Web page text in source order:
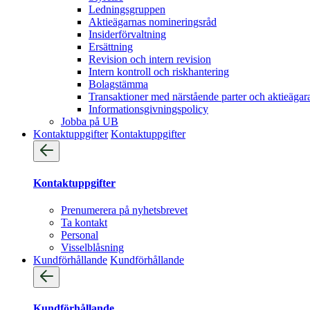
Ledningsgruppen
Aktieägarnas nomineringsråd
Insiderförvaltning
Ersättning
Revision och intern revision
Intern kontroll och riskhantering
Bolagstämma
Transaktioner med närstående parter och
Informationsgivningspolicy
Jobba på UB
Kontaktuppgifter Kontaktuppgifter
Kontaktuppgifter
Prenumerera på nyhetsbrevet
Ta kontakt
Personal
Visselblåsning
Kundförhållande Kundförhållande